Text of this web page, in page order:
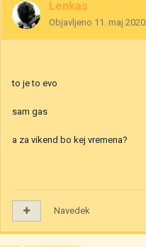
Lenkas
Objavljeno 11. maj 2020
to je to evo
sam gas
a za vikend bo kej vremena?
Navedek